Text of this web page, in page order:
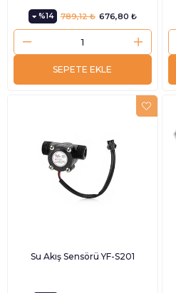
%14 676,80 ₺
789,12 ₺
SEPETE EKLE
Su Akış Sensörü YF-S201